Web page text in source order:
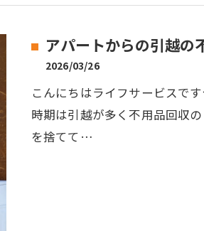
アパートからの引越の
2026/03/26
こんにちはライフサービスで
時期は引越が多く不用品回収
を捨てて…